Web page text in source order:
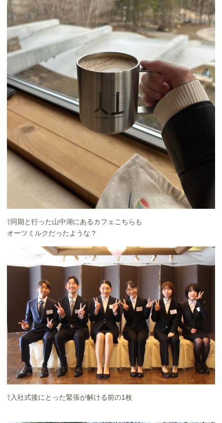
⇧同期と行った山中湖にあるカフェこちらも
オーツミルクだったような？
⇧入社式後にとった緊張が解ける前の1枚